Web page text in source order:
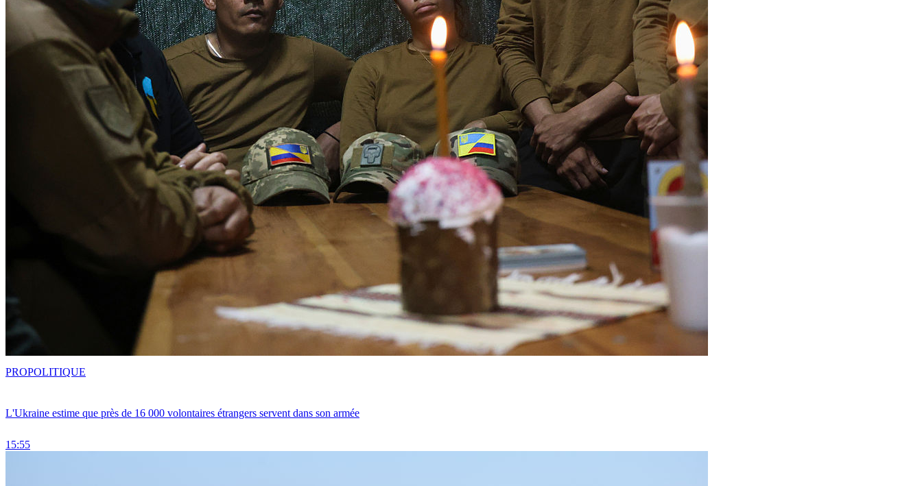
L'Ukraine estime que près de 16 000 volontaires étrangers servent dans son armée
15:55
PROPOLITIQUE